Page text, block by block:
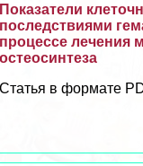
Показатели
последствиями
процессе лечения
остеосинтеза
Статья в формате